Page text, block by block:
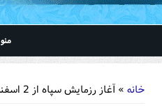
منو
خانه » آغاز رزمایش سپاه از 2 اسفند/ تجهیز سپاه به پهپاد انتحاری